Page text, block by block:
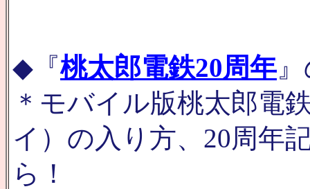
◆『桃太郎電鉄20周年
＊モバイル版桃太郎電
イ）の入り方、20周年
ら！